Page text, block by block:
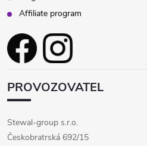
Affiliate program
PROVOZOVATEL
Stewal-group s.r.o.
Českobratrská 692/15